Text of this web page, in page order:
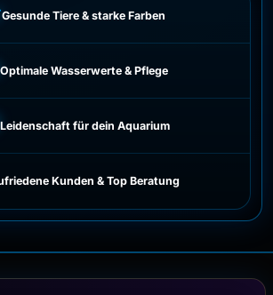
Gesunde Tiere & starke Farben
Optimale Wasserwerte & Pflege
Leidenschaft für dein Aquarium
Kunden & Top Beratung